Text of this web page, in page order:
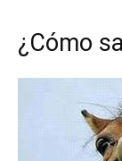
¿Cómo